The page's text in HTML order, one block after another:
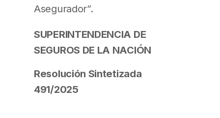
Asegurador”.
SUPERINTENDENCIA DE
SEGUROS DE LA NACIÓN
Resolución Sintetizada
491/2025